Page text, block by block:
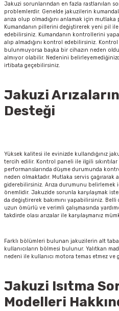
Jakuzi sorunlarından en fazla rastlanılan
problemlerdir. Genelde jakuzilerin
arıza olup olmadığını anlamak için
Kumandanın pillerini değiştirerek yeni pil ile
edebilirsiniz. Kumandanın kontrollerini
alıp almadığını kontrol edebilirsiniz.
bulunmuyorsa başka bir cihazın neden
almıyor olabilir. Nedenini
irtibata geçebilirsiniz.
Jakuzi
Desteği
Yüksek kalitesi ile evinizde kullandığınız
tercih edilir. Kontrol paneli ile ilgili
performanslarında düşme durumunda
neden olmaktadır. Mutlaka servis
giderebilirsiniz. Arıza durumunu belirlemek
önemlidir. Jakuzide sorunla karşılaşmak
da değiştirerek bakımını yapabilirsiniz. Belli
uzun ömürlü ve verimli çalışmasında
takdirde olası arızalar ile karşılaşmanız
Farklı bölümleri bulunan jakuzilerin alt
kullanıcıların bölmesi bulunur. Yalıtkan
nedeni ile kullanıcı motora temas etmez
Jakuzi Isıtma
Modelleri